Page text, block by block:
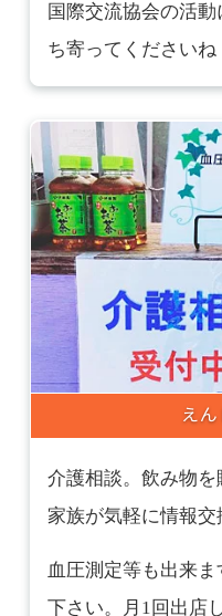
国際交流協会の活
ち寄ってくださいね
え
介護相談。飲み物
家族が気軽に情報交
血圧測定等も出来
下さい。月1回出店